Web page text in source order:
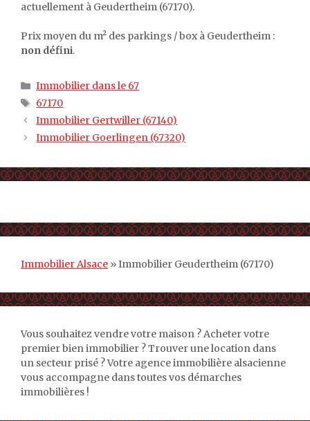
actuellement à Geudertheim (67170).
Prix moyen du m² des parkings / box à Geudertheim :
non défini.
Catégories
Immobilier dans le 67
Étiquettes
67170
Immobilier Gertwiller (67140)
Immobilier Goerlingen (67320)
Immobilier Alsace »Immobilier Geudertheim (67170)
Vous souhaitez vendre votre maison ? Acheter votre
premier bien immobilier ? Trouver une location dans
un secteur prisé ? Votre agence immobilière alsacienne
vous accompagne dans toutes vos démarches
immobilières !